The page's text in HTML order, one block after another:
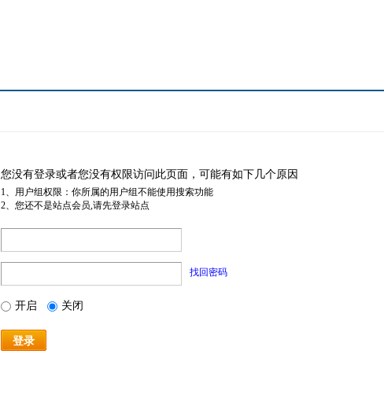
您没有登录或者您没有权限访问此页面，可能有如下几个原因
1、用户组权限：你所属的用户组不能使用搜索功能
2、您还不是站点会员,请先登录站点
找回密码
开启 关闭
登录